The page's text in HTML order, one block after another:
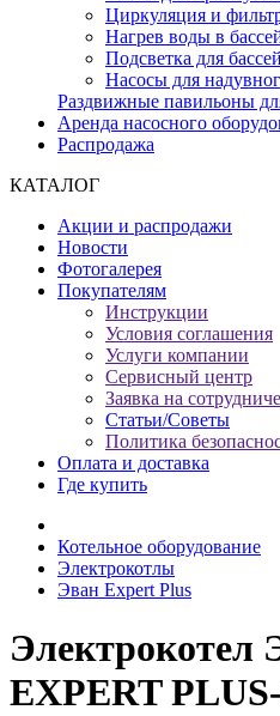
Циркуляция и
Нагрев воды в
Подсветка для
Насосы для
Раздвижные павильоны
Аренда насосного
Распродажа
КАТАЛОГ
Акции и распродажи
Новости
Фотогалерея
Покупателям
Инструкции
Условия соглашения
Услуги компании
Сервисный центр
Заявка на
Статьи/Советы
Политика
Оплата и доставка
Где купить
Котельное оборудование
Электрокотлы
Эван Expert Plus
EXPERT